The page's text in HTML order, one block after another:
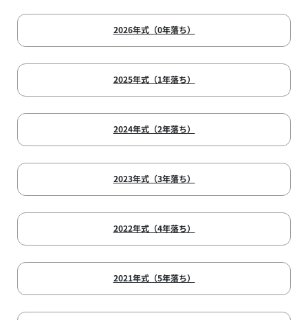
2026年式（0年落ち）
2025年式（1年落ち）
2024年式（2年落ち）
2023年式（3年落ち）
2022年式（4年落ち）
2021年式（5年落ち）